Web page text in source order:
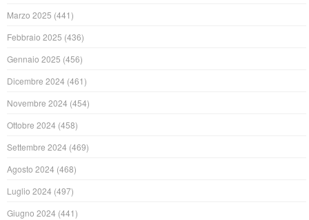
Marzo 2025 (441)
Febbraio 2025 (436)
Gennaio 2025 (456)
Dicembre 2024 (461)
Novembre 2024 (454)
Ottobre 2024 (458)
Settembre 2024 (469)
Agosto 2024 (468)
Luglio 2024 (497)
Giugno 2024 (441)